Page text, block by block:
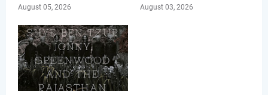
August 05, 2026 August 03, 2026